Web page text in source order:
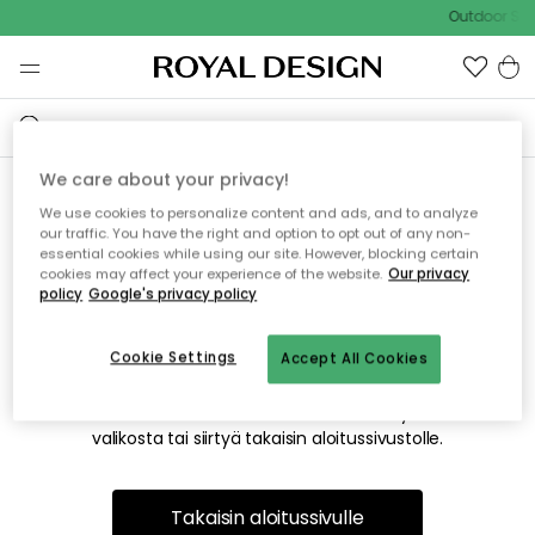
Outdoor
Emme valitettavasti löydä
etsimääsi sivua
Tämä voi johtua siitä, että sivua ei enää ole tai siitä, että se
on siirretty muualle. Pahoittelemme tästä mahdollisesti
valikosta tai siirtyä takaisin aloitussivustolle.
Takaisin aloitussivulle
We care about your privacy!
We use cookies to personalize content and ads, and to analyze
our traffic. You have the right and option to opt out of any non-
essential cookies while using our site. However, blocking certain
cookies may affect your experience of the website. Our privacy
policy Google's privacy policy
Accept All Cookies
Cookie Settings